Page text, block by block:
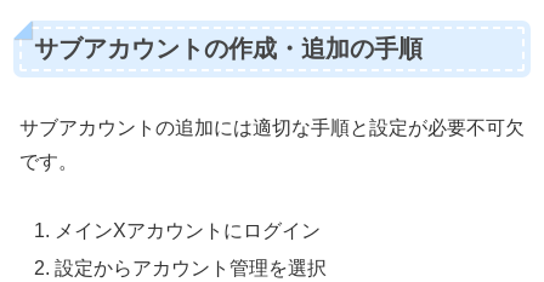
サブアカウントの作成・追加の手順
サブアカウントの追加には適切な手順と設定が必要不可欠
です。
メインXアカウントにログイン
設定からアカウント管理を選択